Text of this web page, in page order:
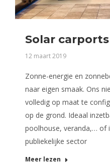
Solar
12 maart 2019
Zonne-energie en
naar eigen smaak. Ons
volledig op maat te
op de grond. Ideaal
poolhouse, veranda,… of
publiekelijke sector
Meer lezen